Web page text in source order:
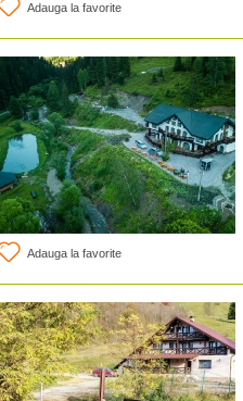
Adauga la favorite
Adauga la favorite